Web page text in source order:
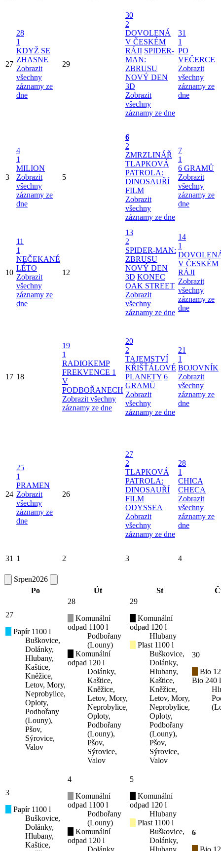
27
28
1
KDYŽ SE
ZHASNE
Zobrazit
všechny
záznamy ze
dne
29
30
2
DOVOLENÁ
V ČESKÉM
RÁJI SPIDER-
MAN:
ZBRUSU
NOVÝ DEN
3D
Zobrazit
všechny
záznamy ze dne
31
1
PO
VEČERCE
Zobrazit
všechny
záznamy ze
dne
3
4
1
MILION
Zobrazit
všechny
záznamy ze
dne
5
6
2
ZMRZLINÁŘ
TLAPKOVÁ
PATROLA:
DINOSAUŘÍ
FILM
Zobrazit
všechny
záznamy ze dne
7
1
6 GRAMŮ
Zobrazit
všechny
záznamy ze
dne
10
11
1
NEČEKANÉ
LÉTO
Zobrazit
všechny
záznamy ze
dne
12
13
2
SPIDER-MAN:
ZBRUSU
NOVÝ DEN
3D KONEC
OAK STREET
Zobrazit
všechny
záznamy ze dne
14
1
V ČESKÉM
RÁJI
Zobrazit
všechny
záznamy ze
dne
17 18
19
1
RADIOKEMP
FREKVENCE 1
V
PODBOŘANECH
Zobrazit všechny
záznamy ze dne
20
2
TAJEMSTVÍ
KŘIŠŤÁLOVÉ
PLANETY 6
GRAMŮ
Zobrazit
všechny
záznamy ze dne
21
1
BOJOVNÍK
Zobrazit
všechny
záznamy ze
dne
24
25
1
PRAMEN
Zobrazit
všechny
záznamy ze
dne
26
27
2
TLAPKOVÁ
PATROLA:
DINOSAUŘÍ
FILM
ODYSSEA
Zobrazit
všechny
záznamy ze dne
28
1
CHICA
CHECA
Zobrazit
všechny
záznamy ze
dne
31 1 2 3 4
Srpen2026
Po
Út St
27
Papír 1100 l
Buškovice,
Dolánky,
Hlubany,
Kaštice,
Kněžice,
Letov, Mory,
Neprobylice,
Oploty,
Podbořany
(Louny),
Pšov,
Sýrovice,
Valov
28
Komunální
odpad 1100 l
Podbořany
(Louny)
Komunální
odpad 120 l
Dolánky,
Kaštice,
Kněžice,
Letov, Mory,
Neprobylice,
Oploty,
Podbořany
(Louny),
Pšov,
Sýrovice,
Valov
29
Komunální
odpad 120 l
Hlubany
Plast 1100 l
Buškovice,
Dolánky,
Hlubany,
Kaštice,
Kněžice,
Letov, Mory,
Neprobylice,
Oploty,
Podbořany
(Louny),
Pšov,
Sýrovice,
Valov
30
Bio
Bio 240 l
3
Papír 1100 l
Buškovice,
Dolánky,
Hlubany,
Kaštice,
4
Komunální
odpad 1100 l
Podbořany
(Louny)
Komunální
odpad 120 l
Dolánky,
5
Komunální
odpad 120 l
Hlubany
Plast 1100 l
Buškovice,
Dolánky,
Hlubany,
6
Bio